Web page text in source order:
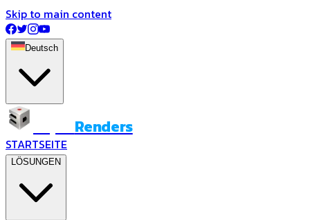
Skip to main content
Deutsch
Renders
STARTSEITE
LÖSUNGEN